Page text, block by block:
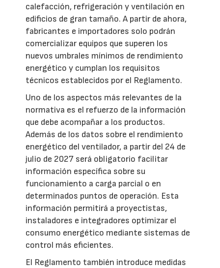
calefacción, refrigeración y ventilación en
edificios de gran tamaño. A partir de ahora,
fabricantes e importadores solo podrán
comercializar equipos que superen los
nuevos umbrales mínimos de rendimiento
energético y cumplan los requisitos
técnicos establecidos por el Reglamento.
Uno de los aspectos más relevantes de la
normativa es el refuerzo de la información
que debe acompañar a los productos.
Además de los datos sobre el rendimiento
energético del ventilador, a partir del 24 de
julio de 2027 será obligatorio facilitar
información específica sobre su
funcionamiento a carga parcial o en
determinados puntos de operación. Esta
información permitirá a proyectistas,
instaladores e integradores optimizar el
consumo energético mediante sistemas de
control más eficientes.
El Reglamento también introduce medidas